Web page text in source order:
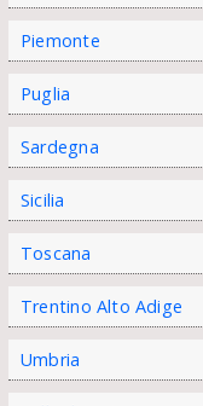
Piemonte
Puglia
Sardegna
Sicilia
Toscana
Trentino Alto Adige
Umbria